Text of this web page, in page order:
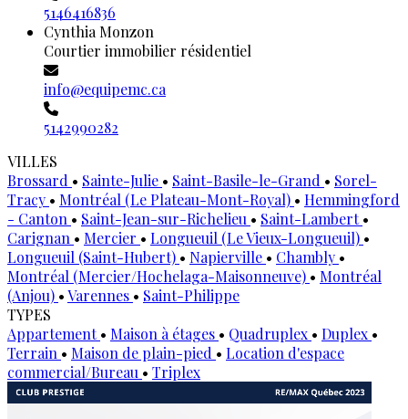
5146416836
Cynthia Monzon
Courtier immobilier résidentiel
info@equipemc.ca
5142990282
VILLES
Brossard • Sainte-Julie • Saint-Basile-le-Grand • Sorel-
Tracy • Montréal (Le Plateau-Mont-Royal) • Hemmingford
- Canton • Saint-Jean-sur-Richelieu • Saint-Lambert•
Carignan • Mercier • Longueuil (Le Vieux-Longueuil) •
Longueuil (Saint-Hubert) • Napierville • Chambly •
Montréal (Mercier/Hochelaga-Maisonneuve) • Montréal
(Anjou) •Varennes • Saint-Philippe
TYPES
Appartement• Maison à étages • Quadruplex • Duplex •
Terrain • Maison de plain-pied • Location d'espace
commercial/Bureau • Triplex